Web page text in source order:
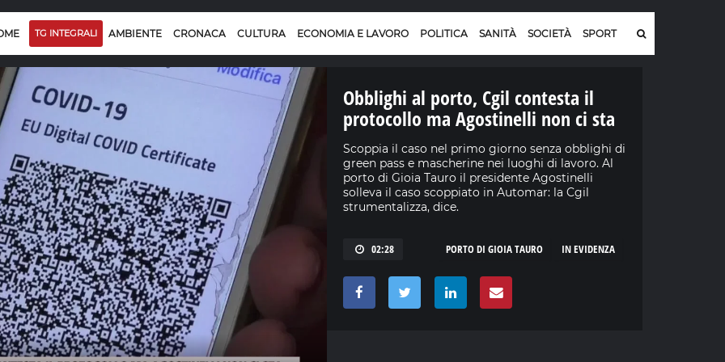
TG INTEGRALI AMBIENTE CRONACA CULTURA ECONOMIA E LAVORO POLITICA SANITÀ SOCIETÀ SPORT
Obblighi al porto, Cgil contesta il
protocollo ma Agostinelli non ci sta
Scoppia il caso nel primo giorno senza obblighi di
green pass e mascherine nei luoghi di lavoro. Al
porto di Gioia Tauro il presidente Agostinelli
solleva il caso scoppiato in Automar: la Cgil
strumentalizza, dice.
02:28 IN EVIDENZA
PORTO DI GIOIA TAURO